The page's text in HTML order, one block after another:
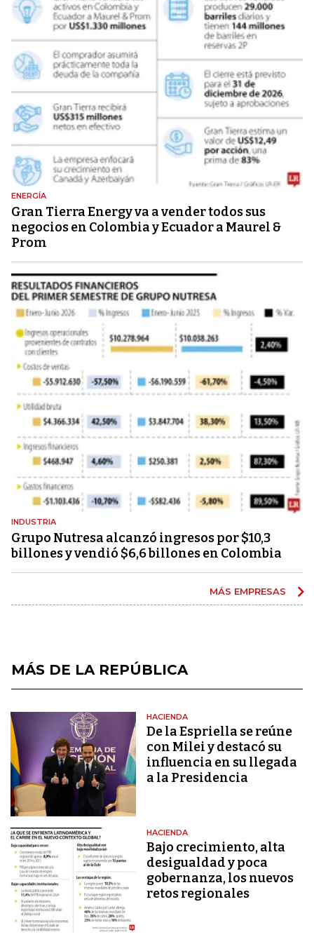
ENERGÍA
Gran Tierra Energy va a vender todos sus
negocios en Colombia y Ecuador a Maurel &
Prom
INDUSTRIA
Grupo Nutresa alcanzó ingresos por $10,3
billones y vendió $6,6 billones en Colombia
MÁS EMPRESAS
MÁS DE LA REPÚBLICA
HACIENDA
De la Espriella se reúne
con Milei y destacó su
influencia en su llegada
a la Presidencia
HACIENDA
Bajo crecimiento, alta
desigualdad y poca
gobernanza, los nuevos
retos regionales